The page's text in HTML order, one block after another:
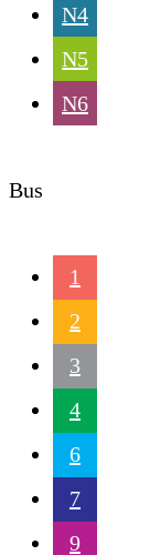
N4
N5
N6
Bus
1
2
3
4
6
7
9